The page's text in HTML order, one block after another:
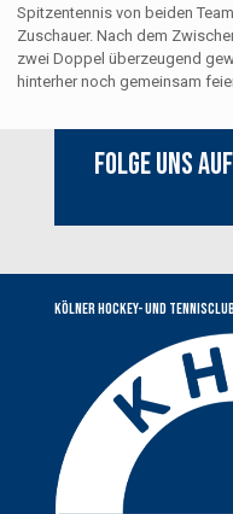
Spitzentennis von beiden
Zuschauer. Nach dem
zwei Doppel überzeugend
hinterher noch gemeinsam
Folge uns
Kölner Hockey- und Tennisclub